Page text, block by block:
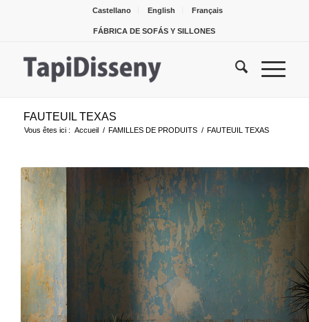
Castellano English Français
FÁBRICA DE SOFÁS Y SILLONES
FAUTEUIL TEXAS
Vous êtes ici : Accueil / FAMILLES DE PRODUITS / FAUTEUIL TEXAS